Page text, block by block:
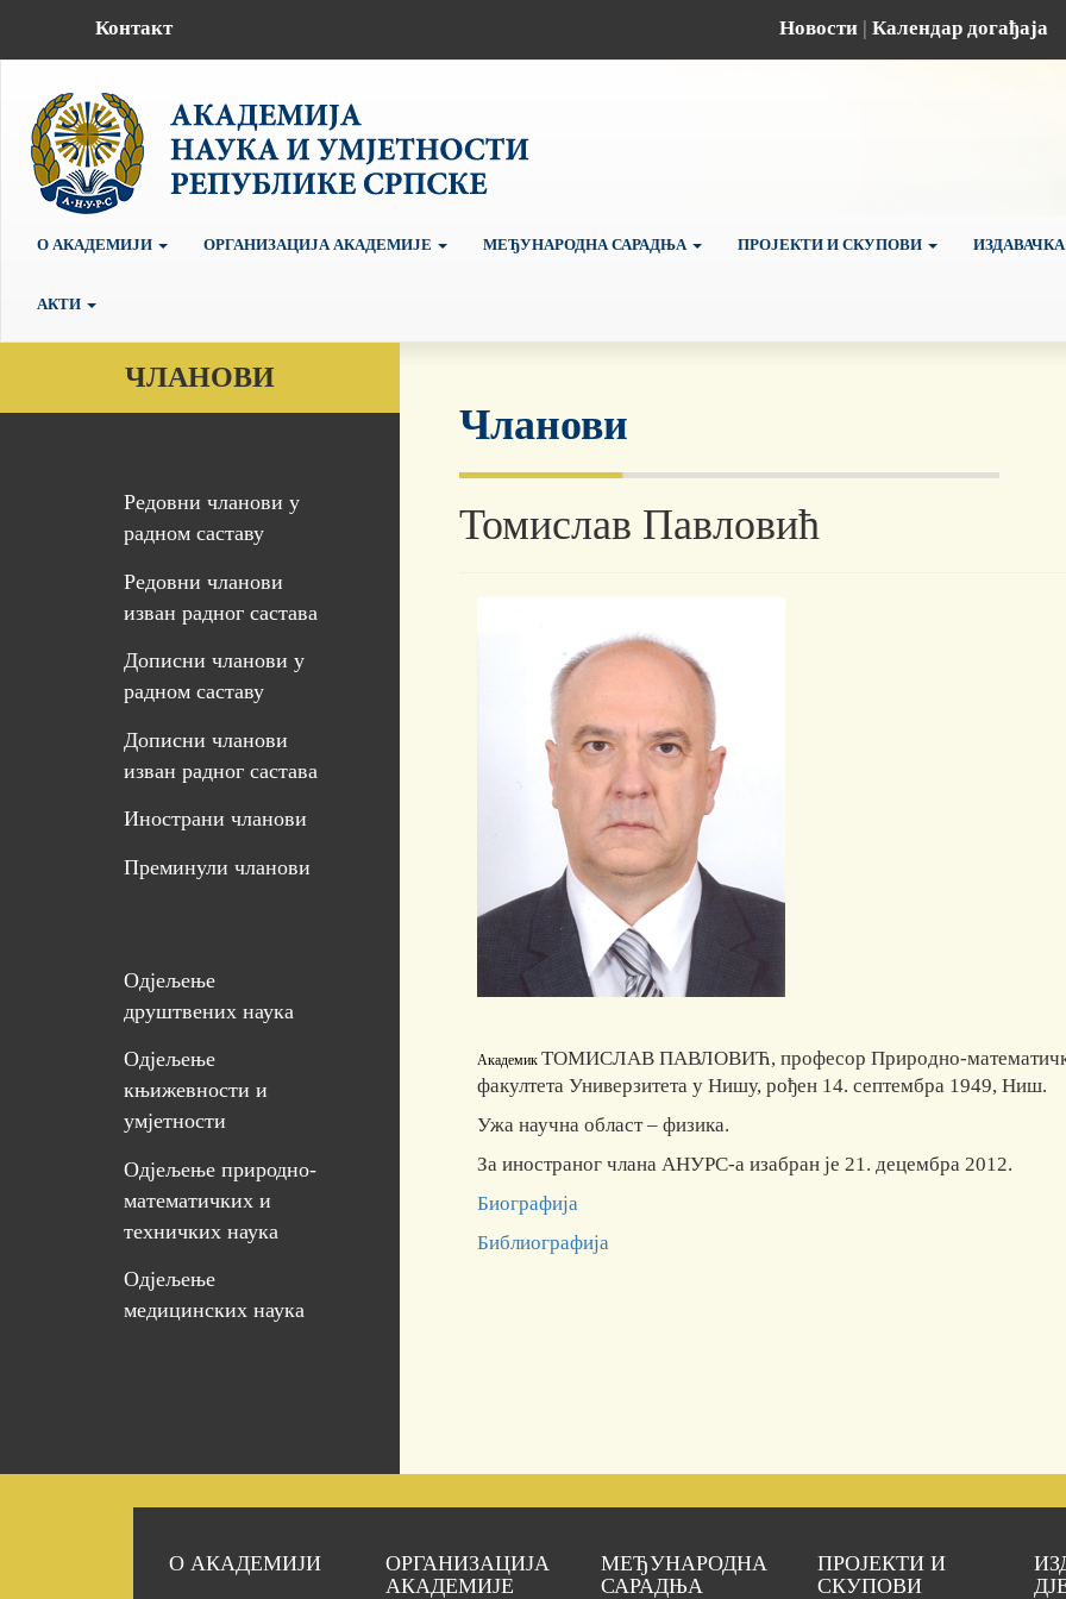
Контакт Новости | Календар догађаја
О АКАДЕМИЈИ ОРГАНИЗАЦИЈА АКАДЕМИЈЕ МЕЂУНАРОДНА САРАДЊА ПРОЈЕКТИ И СКУПОВИ
АКТИ
ЧЛАНОВИ
Редовни чланови у
радном саставу
Редовни чланови
изван радног састава
Дописни чланови у
радном саставу
Дописни чланови
изван радног састава
Инострани чланови
Преминули чланови
Одјељење
друштвених наука
Одјељење
књижевности и
умјетности
Одјељење природно-
математичких и
техничких наука
Одјељење
медицинских наука
Чланови
Томислав Павловић
Академик ТОМИСЛАВ ПАВЛОВИЋ, професор Природно-
факултета Универзитета у Нишу, рођен 14. септембра 1949, Ниш.
Ужа научна област ‒ физика.
За иностраног члана АНУРС-а изабран је 21. децембра 2012.
Биографија
Библиографија
О АКАДЕМИЈИ
ОРГАНИЗАЦИЈА
АКАДЕМИЈЕ
МЕЂУНАРОДНА
САРАДЊА
ПРОЈЕКТИ И
СКУПОВИ